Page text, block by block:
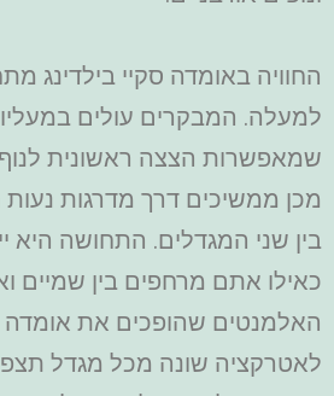
החוויה באומדה סקיי בילדינג
למעלה. המבקרים עולים
שמאפשרות הצצה ראשונית לנוף
מכן ממשיכים דרך מדרגות
בין שני המגדלים. התחושה היא
כאילו אתם מרחפים בין שמיים
האלמנטים שהופכים את אומדה
לאטרקציה שונה מכל מגדל